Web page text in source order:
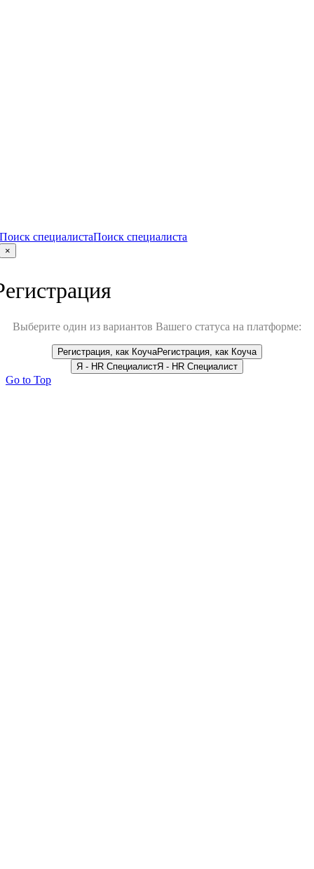
Поиск специалистаПоиск специалиста
×
Выберите один из вариантов Вашего статуса на платформе:
Регистрация, как КоучаРегистрация, как Коуча
Я - HR СпециалистЯ - HR Специалист
Go to Top